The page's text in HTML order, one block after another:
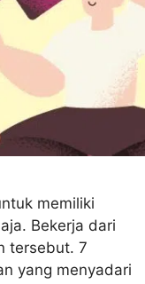
memiliki
Bekerja dari
tersebut. 7
yang menyadari